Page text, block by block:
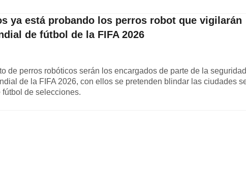
ya está probando los perros robot que vigilarán
de fútbol de la FIFA 2026
de perros robóticos serán los encargados de parte de la
de la FIFA 2026, con ellos se pretenden blindar las ciudades
de selecciones.